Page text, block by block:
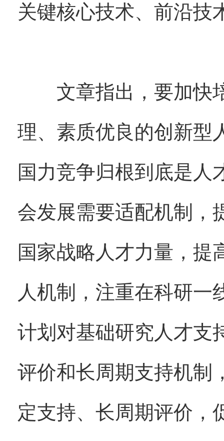
关键核心技术、前沿技
文章指出，要加快培
理、素质优良的创新型
国力竞争归根到底是人
会发展需要适配机制，
国家战略人才力量，提
人机制，注重在科研一
计划对基础研究人才支
评价和长周期支持机制
定支持、长周期评价，